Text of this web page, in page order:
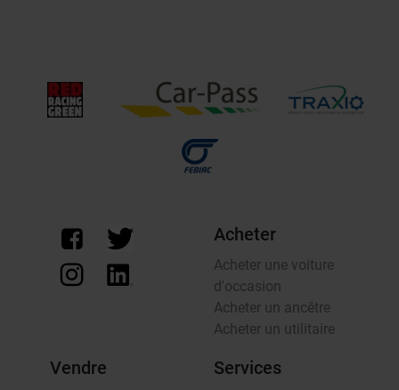
Acheter
Acheter une voiture
d'occasion
Acheter un ancêtre
Acheter un utilitaire
Vendre Services